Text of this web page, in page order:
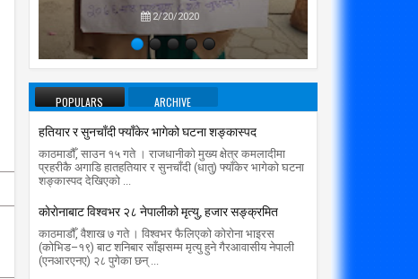
2/20/2020
POPULARS ARCHIVE
हतियार र सुनचाँदी फ्याँकेर भागेको घटना शङ्कास्पद
काठमाडौँ, साउन १५ गते । राजधानीको मुख्य क्षेत्र कमलादीमा
प्रहरीकै अगाडि हातहतियार र सुनचाँदी (धातु) फ्याँकेर भागेको घटना
शङ्कास्पद देखिएको ...
काेराेनाबाट विश्वभर २८ नेपालीको मृत्यु, हजार सङ्क्रमित
काठमाडौँ, वैशाख ७ गते । विश्वभर फैलिएको कोरोना भाइरस
(कोभिड–१९) बाट शनिबार साँझसम्म मृत्यु हुने गैरआवासीय नेपाली
(एनआरएनए) २८ पुगेका छन् ...